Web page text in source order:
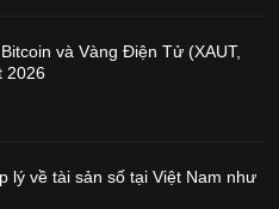
và Vàng Điện Tử (XAUT,
2026
lý về tài sản số tại Việt Nam như